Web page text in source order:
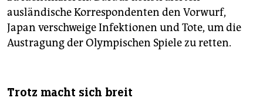
ausländische Korrespondenten den Vorwurf,
Japan verschweige Infektionen und Tote, um die
Austragung der Olympischen Spiele zu retten.
Trotz macht sich breit